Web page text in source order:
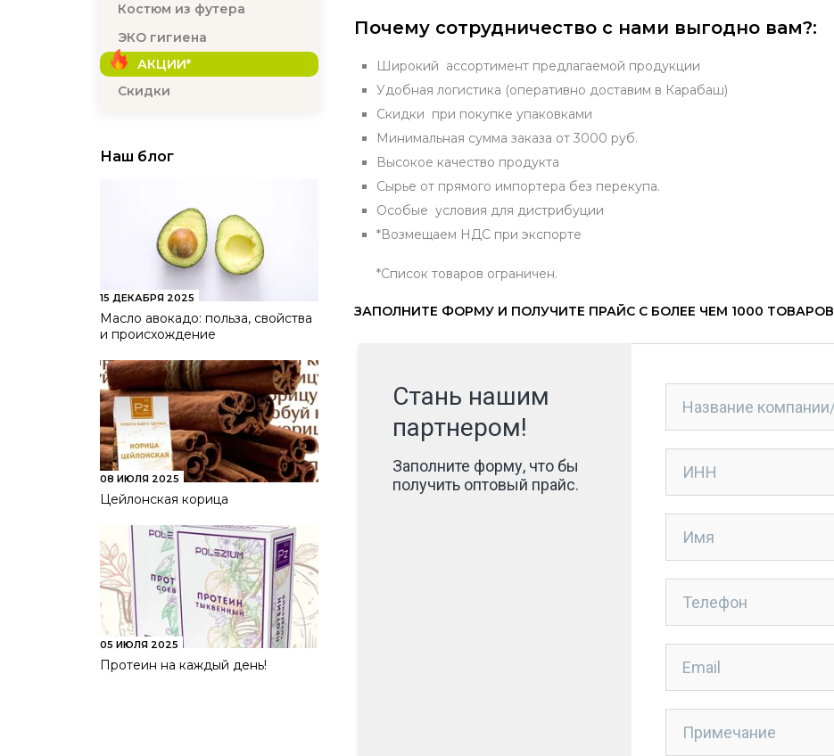
Костюм из футера
ЭКО гигиена
АКЦИИ*
Скидки
Наш блог
15 ДЕКАБРЯ 2025
Масло авокадо: польза, свойства
и происхождение
08 ИЮЛЯ 2025
Цейлонская корица
05 ИЮЛЯ 2025
Протеин на каждый день!
Почему сотрудничество с нами выгодно вам?:
Широкий ассортимент предлагаемой продукции
Удобная логистика (оперативно доставим в Карабаш)
Скидки при покупке упаковками
Минимальная сумма заказа от 3000 руб.
Высокое качество продукта
Сырье от прямого импортера без перекупа.
Особые условия для дистрибуции
*Возмещаем НДС при экспорте
*Список товаров ограничен.
ЗАПОЛНИТЕ ФОРМУ И ПОЛУЧИТЕ ПРАЙС С БОЛЕЕ ЧЕМ 1000 ТОВАРОВ